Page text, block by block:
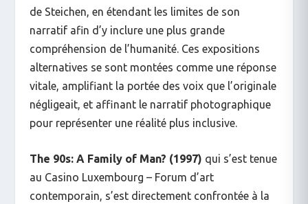
de Steichen, en étendant les limites de son
narratif afin d’y inclure une plus grande
compréhension de l’humanité. Ces expositions
alternatives se sont montées comme une réponse
vitale, amplifiant la portée des voix que l’originale
négligeait, et affinant le narratif photographique
pour représenter une réalité plus inclusive.
The 90s: A Family of Man? (1997) qui s’est tenue
au Casino Luxembourg – Forum d’art
contemporain, s’est directement confrontée à la